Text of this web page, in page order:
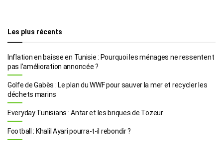
Les plus récents
Inflation en baisse en Tunisie : Pourquoi les ménages ne ressentent
pas l’amélioration annoncée ?
Golfe de Gabès : Le plan du WWF pour sauver la mer et recycler les
déchets marins
Everyday Tunisians : Antar et les briques de Tozeur
Football : Khalil Ayari pourra-t-il rebondir ?